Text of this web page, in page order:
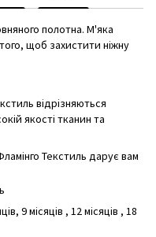
полотна. М'яка
щоб захистити ніжну
відрізняються
якості тканин та
Текстиль дарує вам
9 місяців , 12 місяців , 18